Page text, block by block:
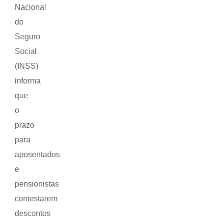
Nacional
do
Seguro
Social
(INSS)
informa
que
o
prazo
para
aposentados
e
pensionistas
contestarem
descontos